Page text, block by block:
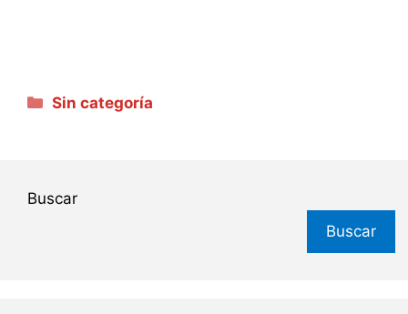
Categorías
Sin categoría
Buscar
Buscar